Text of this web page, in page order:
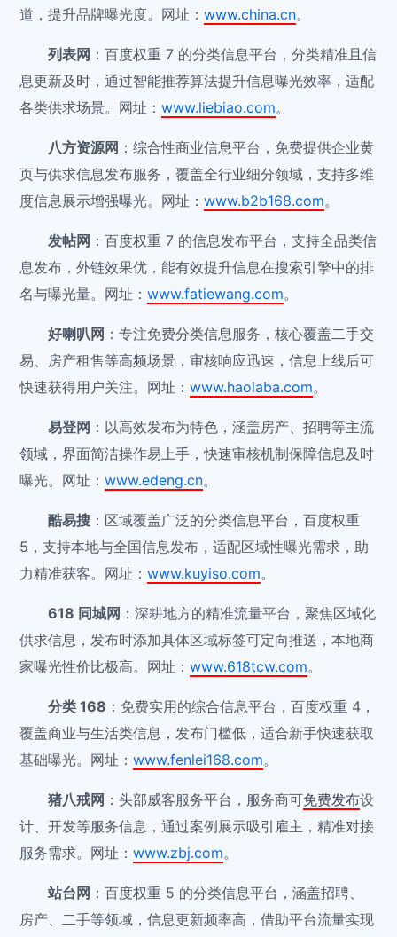
道，提升品牌曝光度。网址：www.china.cn。
列表网 ：百度权重 7 的分类信息平台，分类精准且信
息更新及时，通过智能推荐算法提升信息曝光效率，适配
各类供求场景。网址：www.liebiao.com。
八方资源网 ：综合性商业信息平台，免费提供企业黄
页与供求信息发布服务，覆盖全行业细分领域，支持多维
度信息展示增强曝光。网址：www.b2b168.com。
发帖网 ：百度权重 7 的信息发布平台，支持全品类信
息发布，外链效果优，能有效提升信息在搜索引擎中的排
名与曝光量。网址：www.fatiewang.com。
好喇叭网 ：专注免费分类信息服务，核心覆盖二手交
易、房产租售等高频场景，审核响应迅速，信息上线后可
快速获得用户关注。网址：www.haolaba.com。
易登网 ：以高效发布为特色，涵盖房产、招聘等主流
领域，界面简洁操作易上手，快速审核机制保障信息及时
曝光。网址：www.edeng.cn。
酷易搜 ：区域覆盖广泛的分类信息平台，百度权重
5，支持本地与全国信息发布，适配区域性曝光需求，助
力精准获客。网址：www.kuyiso.com。
618 同城网 ：深耕地方的精准流量平台，聚焦区域化
供求信息，发布时添加具体区域标签可定向推送，本地商
家曝光性价比极高。网址：www.618tcw.com。
分类 168 ：免费实用的综合信息平台，百度权重 4，
覆盖商业与生活类信息，发布门槛低，适合新手快速获取
基础曝光。网址：www.fenlei168.com。
猪八戒网 ：头部威客服务平台，服务商可免费发布设
计、开发等服务信息，通过案例展示吸引雇主，精准对接
服务需求。网址：www.zbj.com。
站台网 ：百度权重 5 的分类信息平台，涵盖招聘、
房产、二手等领域，信息更新频率高，借助平台流量实现